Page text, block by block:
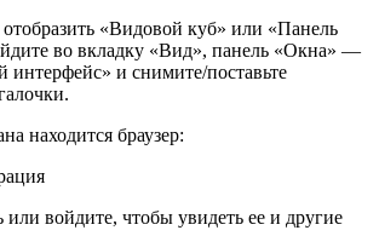
«Видовой куб» или «Панель
во вкладку «Вид», панель «Окна» —
интерфейс» и снимите/поставьте
находится браузер:
или войдите, чтобы увидеть ее и другие